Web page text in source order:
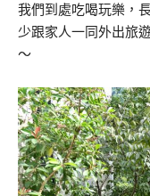
我們到處吃喝玩樂，
少跟家人一同外出旅
～